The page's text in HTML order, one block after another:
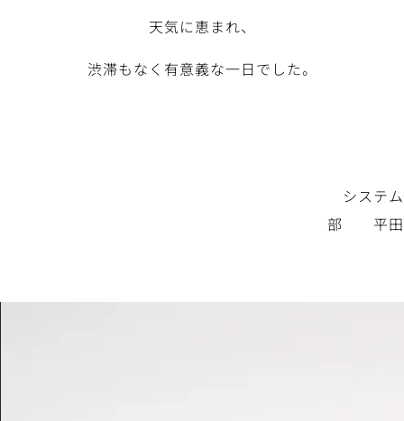
天気に恵まれ、
渋滞もなく有意義な一日でした。
システム
部 平田